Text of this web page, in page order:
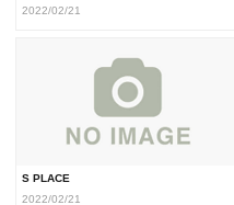
2022/02/21
S PLACE
2022/02/21